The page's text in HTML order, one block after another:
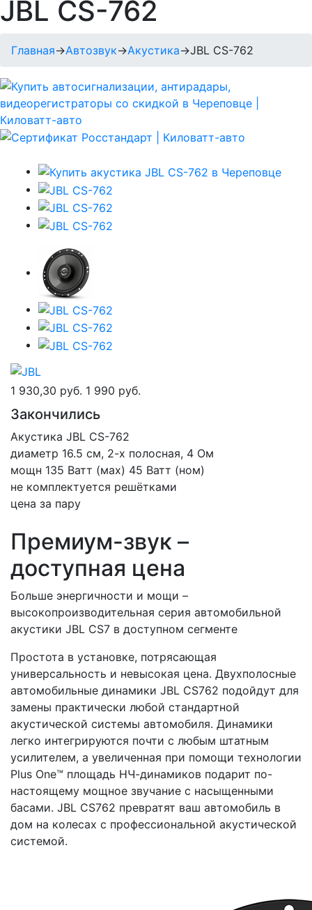
JBL CS-762
Главная→Автозвук→Акустика→JBL CS-762
1 930,30 руб. 1 990 руб.
Закончились
Акустика JBL CS-762
диаметр 16.5 см, 2-х полосная, 4 Ом
мощн 135 Ватт (мах) 45 Ватт (ном)
не комплектуется решётками
цена за пару
Премиум-звук –
доступная цена
Больше энергичности и мощи –
высокопроизводительная серия автомобильной
акустики JBL CS7 в доступном сегменте
Простота в установке, потрясающая
универсальность и невысокая цена. Двухполосные
автомобильные динамики JBL CS762 подойдут для
замены практически любой стандартной
акустической системы автомобиля. Динамики
легко интегрируются почти с любым штатным
усилителем, а увеличенная при помощи технологии
Plus One™ площадь НЧ-динамиков подарит по-
настоящему мощное звучание с насыщенными
басами. JBL CS762 превратят ваш автомобиль в
дом на колесах с профессиональной акустической
системой.